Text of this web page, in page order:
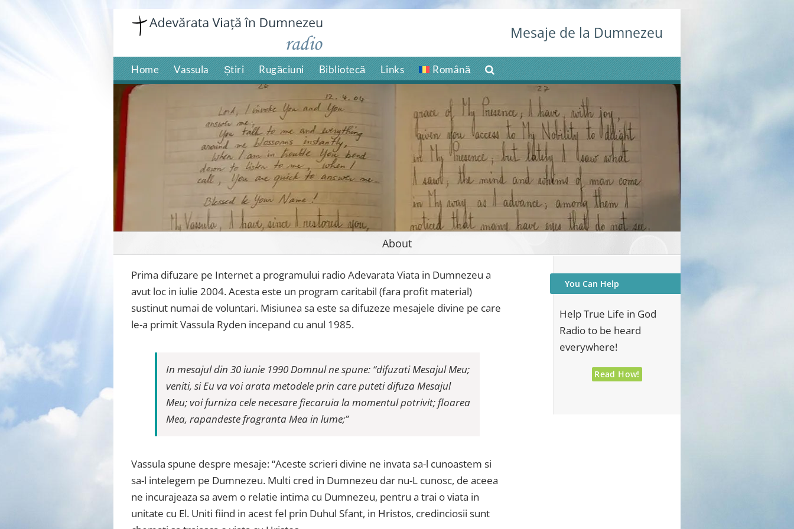
Mesaje de la Dumnezeu
Home Vassula Știri Rugăciuni Bibliotecă Links Română
About
Prima difuzare pe Internet a programului radio Adevarata Viata in Dumnezeu a
avut loc in iulie 2004. Acesta este un program caritabil (fara profit material)
sustinut numai de voluntari. Misiunea sa este sa difuzeze mesajele divine pe care
le-a primit Vassula Ryden incepand cu anul 1985.
In mesajul din 30 iunie 1990 Domnul ne spune: “difuzati Mesajul Meu;
veniti, si Eu va voi arata metodele prin care puteti difuza Mesajul
Meu; voi furniza cele necesare fiecaruia la momentul potrivit; floarea
Mea, rapandeste fragranta Mea in lume;”
Vassula spune despre mesaje: “Aceste scrieri divine ne invata sa-l cunoastem si
sa-l intelegem pe Dumnezeu. Multi cred in Dumnezeu dar nu-L cunosc, de aceea
ne incurajeaza sa avem o relatie intima cu Dumnezeu, pentru a trai o viata in
unitate cu El. Uniti fiind in acest fel prin Duhul Sfant, in Hristos, credinciosii sunt
You Can Help
Help True Life in God
Radio to be heard
everywhere!
Read How!